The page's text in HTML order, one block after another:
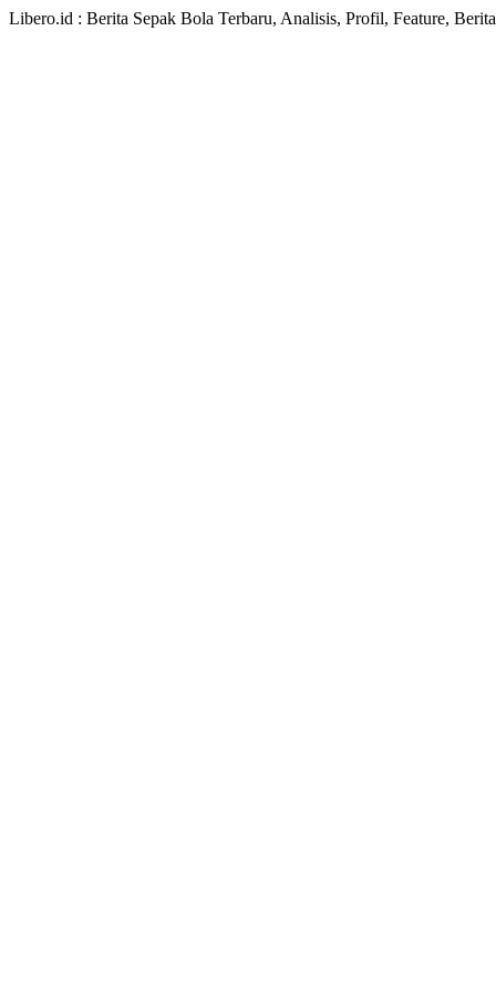
Libero.id : Berita Sepak Bola Terbaru, Analisis, Profil, Feature,